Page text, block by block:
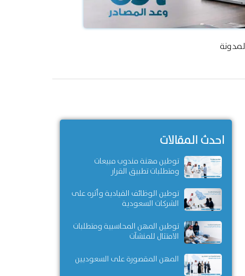
احدث المقالات
توطين مهنة مندوب مبيعات
ومتطلبات تطبيق القرار
توطين الوظائف القيادية وأثره على
الشركات السعودية
توطين المهن المحاسبية ومتطلبات
الامتثال للمنشآت
المهن المقصورة على السعوديين